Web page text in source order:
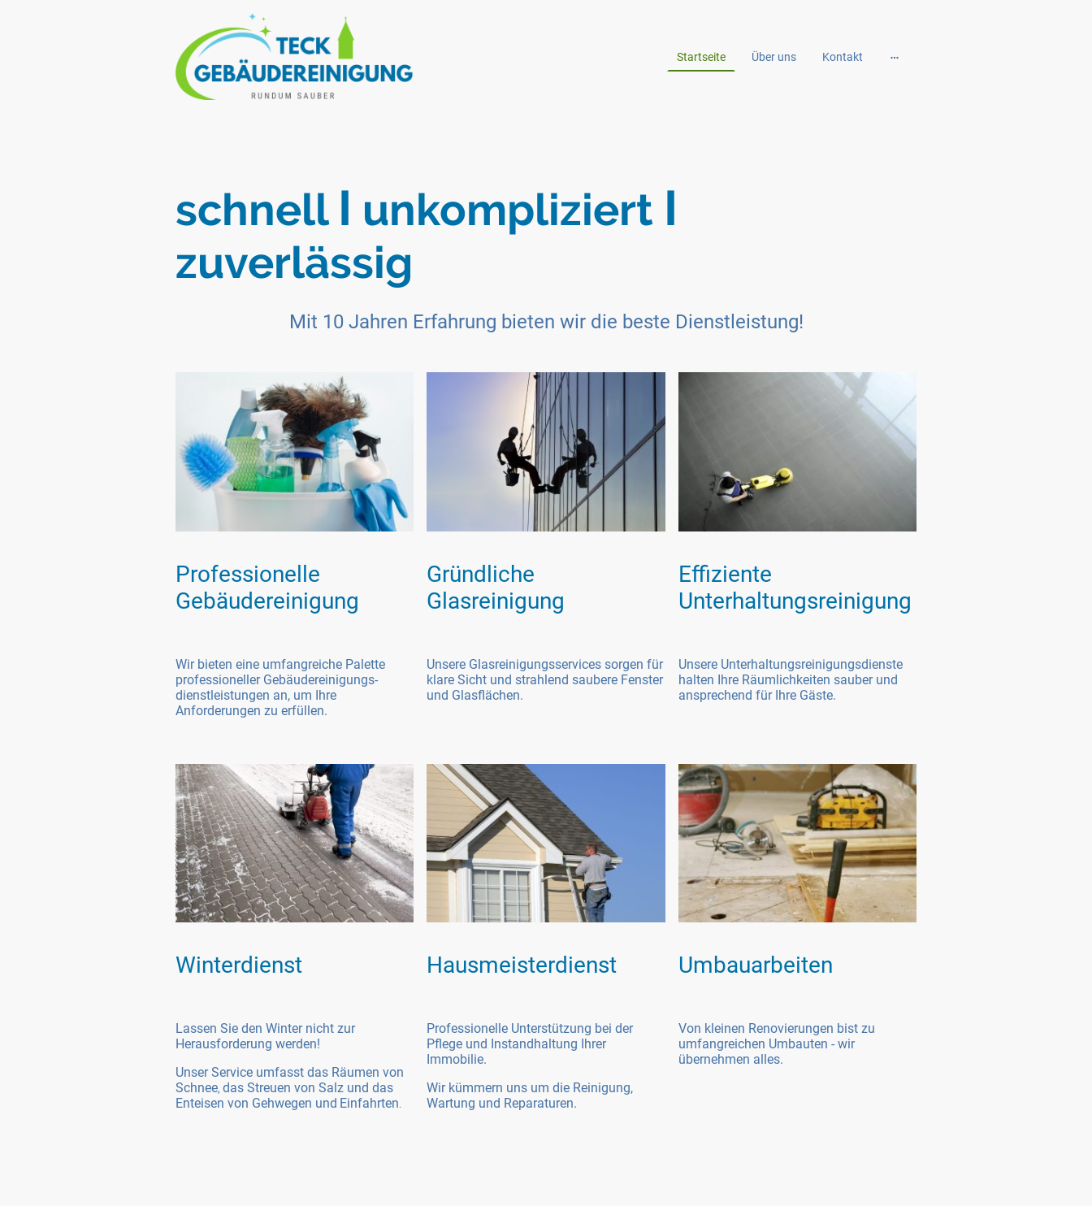
Startseite Über uns Kontakt
schnell I unkompliziert I
zuverlässig
Mit 10 Jahren Erfahrung bieten wir die beste Dienstleistung!
Professionelle
Gebäudereinigung
Wir bieten eine umfangreiche Palette
professioneller Gebäudereinigungs-
dienstleistungen an, um Ihre
Anforderungen zu erfüllen.
Gründliche
Glasreinigung
Unsere Glasreinigungsservices sorgen für
klare Sicht und strahlend saubere Fenster
und Glasflächen.
Effiziente
Unterhaltungsreinigung
Unsere Unterhaltungsreinigungsdienste
halten Ihre Räumlichkeiten sauber und
ansprechend für Ihre Gäste.
Winterdienst
Lassen Sie den Winter nicht zur
Herausforderung werden!
Unser Service umfasst das Räumen von
Schnee, das Streuen von Salz und das
Enteisen von Gehwegen und Einfahrten.
Hausmeisterdienst
Professionelle Unterstützung bei der
Pflege und Instandhaltung Ihrer
Immobilie.
Wir kümmern uns um die Reinigung,
Wartung und Reparaturen.
Umbauarbeiten
Von kleinen Renovierungen bist zu
umfangreichen Umbauten - wir
übernehmen alles.